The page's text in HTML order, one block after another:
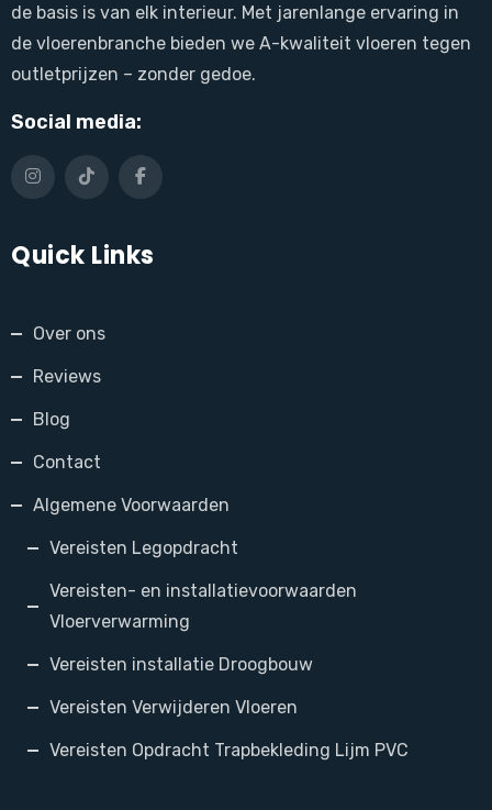
de basis is van elk interieur. Met jarenlange ervaring in
de vloerenbranche bieden we A-kwaliteit vloeren tegen
outletprijzen – zonder gedoe.
Social media:
Quick Links
Over ons
Reviews
Blog
Contact
Algemene Voorwaarden
Vereisten Legopdracht
Vereisten- en installatievoorwaarden
Vloerverwarming
Vereisten installatie Droogbouw
Vereisten Verwijderen Vloeren
Vereisten Opdracht Trapbekleding Lijm PVC